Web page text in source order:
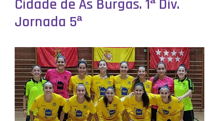
Cidade de As Burgas. 1ª Div.
Jornada 5ª